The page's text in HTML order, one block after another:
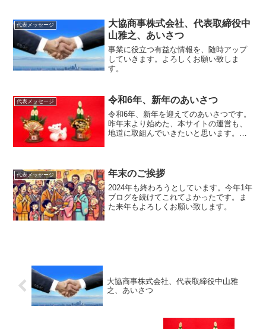
代表メッセージ
大協商事株式会社、代表取締役中
山雅之、あいさつ
事業に役立つ有益な情報を、随時アップ
していきます。よろしくお願い致しま
す。
代表メッセージ 令和6年、新年のあいさつ
令和6年、新年を迎えてのあいさつです。
昨年末より始めた、本サイトの運営も、
地道に取組んでいきたいと思います。ど
代表メッセージ 年末のご挨拶
2024年も終わろうとしています。今年1年
ブログを続けてこれてよかったです。ま
た来年もよろしくお願い致します。
大協商事株式会社、代表取締役中山雅
之、あいさつ